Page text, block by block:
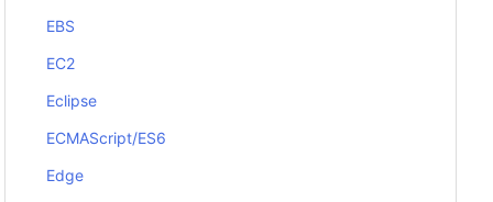
EBS
EC2
Eclipse
ECMAScript/ES6
Edge